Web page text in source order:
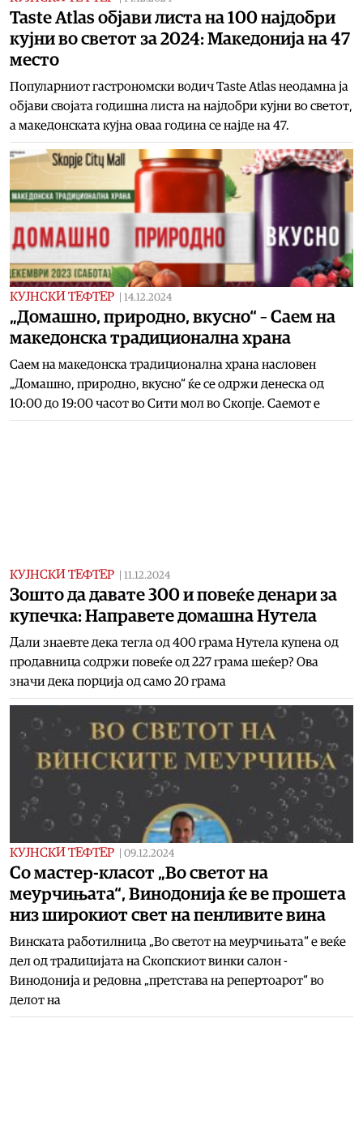
Taste Atlas објави листа на 100 најдобри
кујни во светот за 2024: Македонија на 47
место
Популарниот гастрономски водич Taste Atlas неодамна ја
објави својата годишна листа на најдобри кујни во светот,
а македонската кујна оваа година се најде на 47.
КУЈНСКИ ТЕФТЕР 14.12.2024
„Домашно, природно, вкусно“ – Саем на
македонска традиционална храна
Саем на македонска традиционална храна насловен
„Домашно, природно, вкусно“ ќе се одржи денеска од
10:00 до 19:00 часот во Сити мол во Скопје. Саемот е
КУЈНСКИ ТЕФТЕР 11.12.2024
Зошто да давате 300 и повеќе денари за
купечка: Направете домашна Нутела
Дали знаевте дека тегла од 400 грама Нутела купена од
продавница содржи повеќе од 227 грама шеќер? Ова
значи дека порција од само 20 грама
КУЈНСКИ ТЕФТЕР 09.12.2024
Со мастер-класот „Во светот на
меурчињата“, Винодонија ќе ве прошета
низ широкиот свет на пенливите вина
Винската работилница „Во светот на меурчињата“ е веќе
дел од традицијата на Скопскиот винки салон -
Винодонија и редовна „претстава на репертоарот“ во
делот на